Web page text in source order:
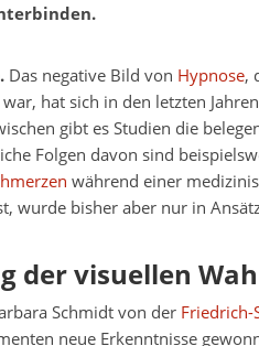
Das negative Bild von Hypnose,
hat sich in den letzten
gibt es Studien die
Folgen davon sind
während einer
wurde bisher aber nur in
der visuellen
Schmidt von der Friedrich-
neue Erkenntnisse